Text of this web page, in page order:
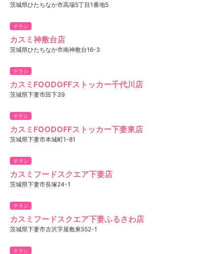
茨城県ひたちなか市高場5丁目1番地5
チラシ
カスミ神敷台店
茨城県ひたちなか市南神敷台16-3
チラシ
カスミFOODOFFストッカー千代川店
茨城県下妻市田下39
チラシ
カスミFOODOFFストッカー下妻東店
茨城県下妻市本城町1-81
チラシ
カスミフードスクエア下妻店
茨城県下妻市長塚24-1
チラシ
カスミフードスクエア下妻ふるさわ店
茨城県下妻市古沢字屋敷東552-1
チラシ